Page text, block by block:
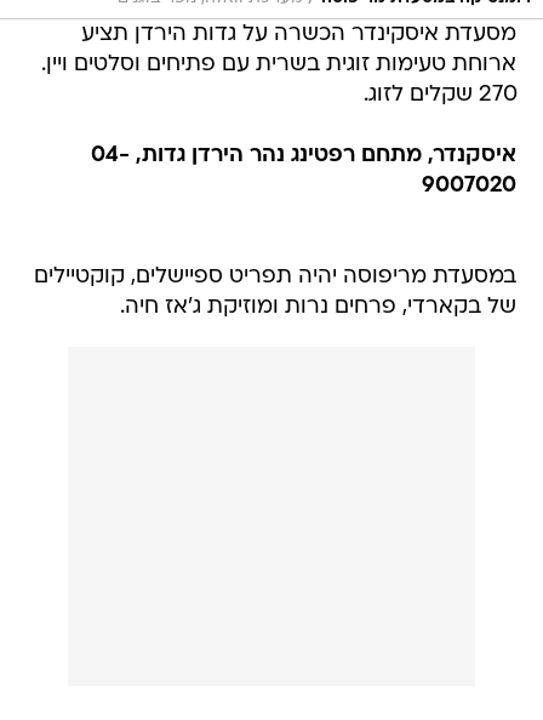
מסעדת איסקינדר הכשרה על גדות הירדן תציע
ארוחת טעימות זוגית בשרית עם פתיחים וסלטים ויין.
270 שקלים לזוג.
איסקנדר, מתחם רפטינג נהר הירדן גדות, 04-
9007020
במסעדת מריפוסה יהיה תפריט ספיישלים, קוקטיילים
של בקארדי, פרחים נרות ומוזיקת ג'אז חיה.